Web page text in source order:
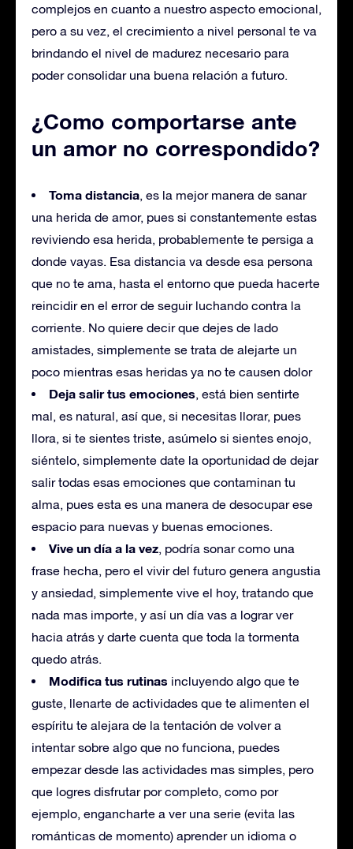
complejos en cuanto a nuestro aspecto emocional,
pero a su vez, el crecimiento a nivel personal te va
brindando el nivel de madurez necesario para
poder consolidar una buena relación a futuro.
¿Como comportarse ante
un amor no correspondido?
Toma distancia, es la mejor manera de sanar
una herida de amor, pues si constantemente estas
reviviendo esa herida, probablemente te persiga a
donde vayas. Esa distancia va desde esa persona
que no te ama, hasta el entorno que pueda hacerte
reincidir en el error de seguir luchando contra la
corriente. No quiere decir que dejes de lado
amistades, simplemente se trata de alejarte un
poco mientras esas heridas ya no te causen dolor
Deja salir tus emociones, está bien sentirte
mal, es natural, así que, si necesitas llorar, pues
llora, si te sientes triste, asúmelo si sientes enojo,
siéntelo, simplemente date la oportunidad de dejar
salir todas esas emociones que contaminan tu
alma, pues esta es una manera de desocupar ese
espacio para nuevas y buenas emociones.
Vive un día a la vez, podría sonar como una
frase hecha, pero el vivir del futuro genera angustia
y ansiedad, simplemente vive el hoy, tratando que
nada mas importe, y así un día vas a lograr ver
hacia atrás y darte cuenta que toda la tormenta
quedo atrás.
Modifica tus rutinas incluyendo algo que te
guste, llenarte de actividades que te alimenten el
espíritu te alejara de la tentación de volver a
intentar sobre algo que no funciona, puedes
empezar desde las actividades mas simples, pero
que logres disfrutar por completo, como por
ejemplo, engancharte a ver una serie (evita las
románticas de momento) aprender un idioma o